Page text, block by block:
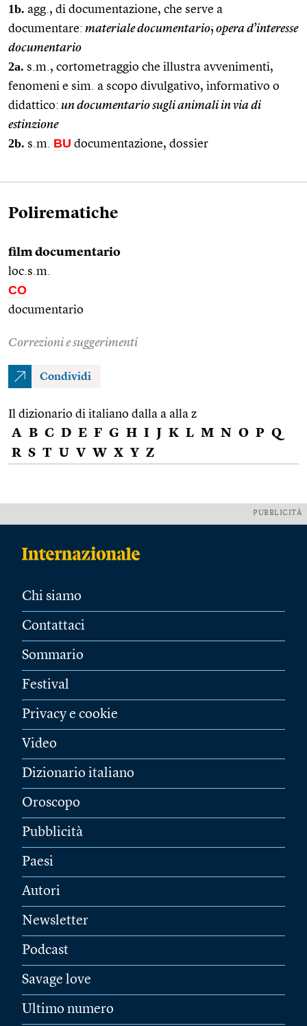
1b. agg., di documentazione, che serve a
documentare: materiale documentario; opera d’interesse
documentario
2a. s.m., cortometraggio che illustra avvenimenti,
fenomeni e sim. a scopo divulgativo, informativo o
didattico: un documentario sugli animali in via di
estinzione
2b. s.m. BU documentazione, dossier
Polirematiche
film documentario
loc.s.m.
CO
documentario
Correzioni e suggerimenti
Condividi
Il dizionario di italiano dalla a alla z
A B C D E F G H I J K L M N O P Q
R S T U V W X Y Z
PUBBLICITÀ
Chi siamo
Contattaci
Sommario
Festival
Privacy e cookie
Video
Dizionario italiano
Oroscopo
Pubblicità
Paesi
Autori
Newsletter
Podcast
Savage love
Ultimo numero